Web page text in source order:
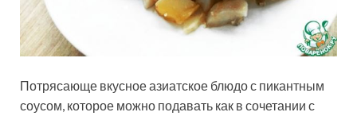
Потрясающе вкусное азиатское блюдо с пикантным
соусом, которое можно подавать как в сочетании с